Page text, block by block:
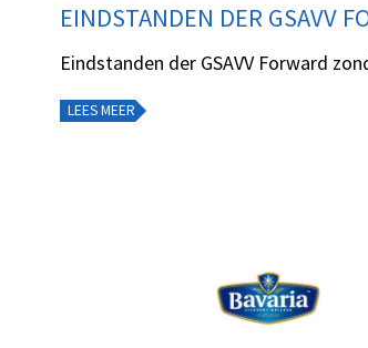
EINDSTANDEN DER GSAVV
Eindstanden der GSAVV Forward
LEES MEER